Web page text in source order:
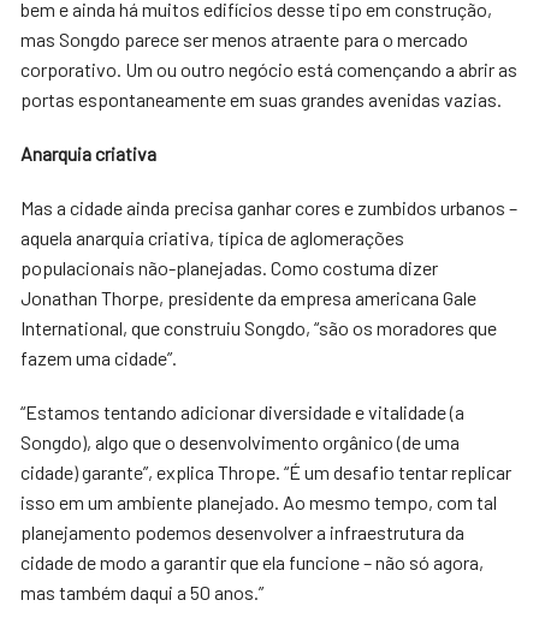
bem e ainda há muitos edifícios desse tipo em construção,
mas Songdo parece ser menos atraente para o mercado
corporativo. Um ou outro negócio está començando a abrir as
portas espontaneamente em suas grandes avenidas vazias.
Anarquia criativa
Mas a cidade ainda precisa ganhar cores e zumbidos urbanos –
aquela anarquia criativa, típica de aglomerações
populacionais não-planejadas. Como costuma dizer
Jonathan Thorpe, presidente da empresa americana Gale
International, que construiu Songdo, “são os moradores que
fazem uma cidade”.
“Estamos tentando adicionar diversidade e vitalidade (a
Songdo), algo que o desenvolvimento orgânico (de uma
cidade) garante”, explica Thrope. “É um desafio tentar replicar
isso em um ambiente planejado. Ao mesmo tempo, com tal
planejamento podemos desenvolver a infraestrutura da
cidade de modo a garantir que ela funcione – não só agora,
mas também daqui a 50 anos.”